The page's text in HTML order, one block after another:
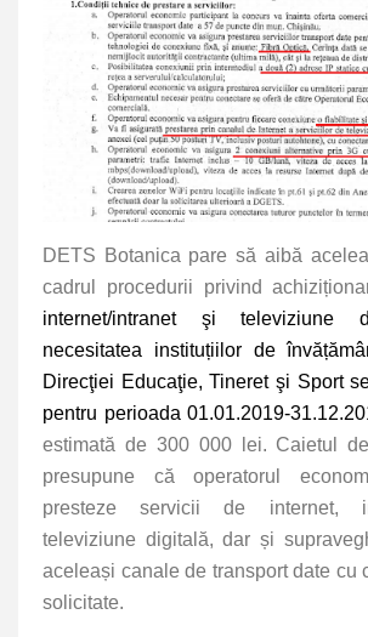
DETS Botanica pare să aibă
cadrul procedurii privind
internet/intranet şi televiziune
necesitatea instituțiilor de
Direcţiei Educaţie, Tineret şi Sport
pentru perioada 01.01.2019-
estimată de 300 000 lei. Caietul
presupune că operatorul
presteze servicii de internet,
televiziune digitală, dar și
aceleași canale de transport date cu
solicitate.